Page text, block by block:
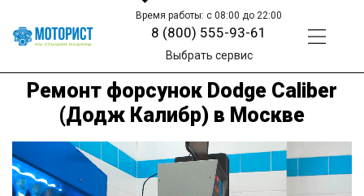
Время работы: с 08:00 до 22:00
8 (800) 555-93-61
Выбрать сервис
Ремонт форсунок Dodge Caliber
(Додж Калибр) в Москве